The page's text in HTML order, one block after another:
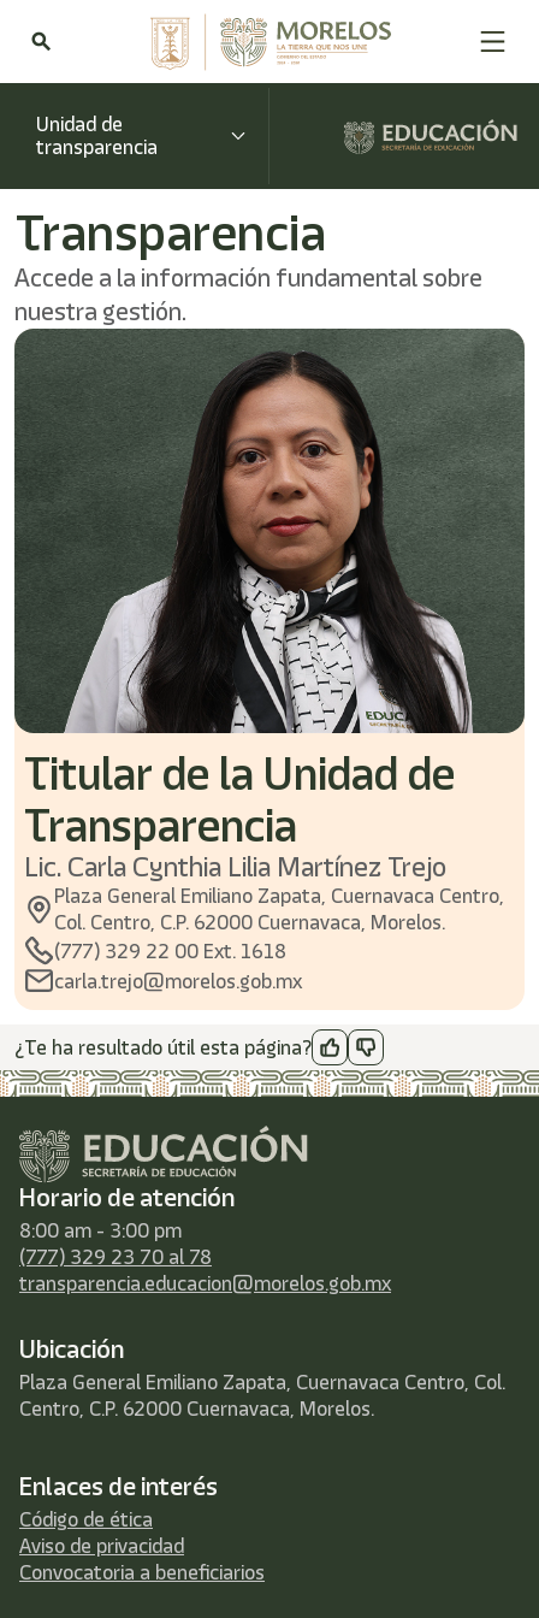
search
Unidad de
transparencia
Transparencia
Accede a la información fundamental sobre
nuestra gestión.
Titular de la Unidad de
Transparencia
Lic. Carla Cynthia Lilia Martínez Trejo
Plaza General Emiliano Zapata, Cuernavaca Centro,
Col. Centro, C.P. 62000 Cuernavaca, Morelos.
(777) 329 22 00 Ext. 1618
carla.trejo@morelos.gob.mx
¿Te ha resultado útil esta página?
Horario de atención
8:00 am - 3:00 pm
(777) 329 23 70 al 78
transparencia.educacion@morelos.gob.mx
Ubicación
Plaza General Emiliano Zapata, Cuernavaca Centro, Col.
Centro, C.P. 62000 Cuernavaca, Morelos.
Enlaces de interés
Código de ética
Aviso de privacidad
Convocatoria a beneficiarios